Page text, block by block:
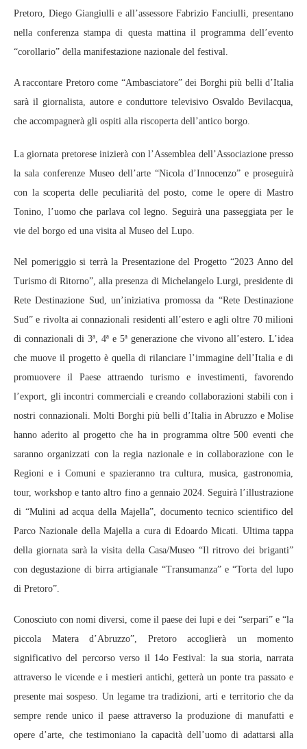
Pretoro, Diego Giangiulli e all’assessore Fabrizio Fanciulli, presentano
nella conferenza stampa di questa mattina il programma dell’evento
“corollario” della manifestazione nazionale del festival.
A raccontare Pretoro come “Ambasciatore” dei Borghi più belli d’Italia
sarà il giornalista, autore e conduttore televisivo Osvaldo Bevilacqua,
che accompagnerà gli ospiti alla riscoperta dell’antico borgo.
La giornata pretorese inizierà con l’Assemblea dell’Associazione presso
la sala conferenze Museo dell’arte “Nicola d’Innocenzo” e proseguirà
con la scoperta delle peculiarità del posto, come le opere di Mastro
Tonino, l’uomo che parlava col legno. Seguirà una passeggiata per le
vie del borgo ed una visita al Museo del Lupo.
Nel pomeriggio si terrà la Presentazione del Progetto “2023 Anno del
Turismo di Ritorno”, alla presenza di Michelangelo Lurgi, presidente di
Rete Destinazione Sud, un’iniziativa promossa da “Rete Destinazione
Sud” e rivolta ai connazionali residenti all’estero e agli oltre 70 milioni
di connazionali di 3ª, 4ª e 5ª generazione che vivono all’estero. L’idea
che muove il progetto è quella di rilanciare l’immagine dell’Italia e di
promuovere il Paese attraendo turismo e investimenti, favorendo
l’export, gli incontri commerciali e creando collaborazioni stabili con i
nostri connazionali. Molti Borghi più belli d’Italia in Abruzzo e Molise
hanno aderito al progetto che ha in programma oltre 500 eventi che
saranno organizzati con la regia nazionale e in collaborazione con le
Regioni e i Comuni e spazieranno tra cultura, musica, gastronomia,
tour, workshop e tanto altro fino a gennaio 2024. Seguirà l’illustrazione
di “Mulini ad acqua della Majella”, documento tecnico scientifico del
Parco Nazionale della Majella a cura di Edoardo Micati. Ultima tappa
della giornata sarà la visita della Casa/Museo “Il ritrovo dei briganti”
con degustazione di birra artigianale “Transumanza” e “Torta del lupo
di Pretoro”.
Conosciuto con nomi diversi, come il paese dei lupi e dei “serpari” e “la
piccola Matera d’Abruzzo”, Pretoro accoglierà un momento
significativo del percorso verso il 14o Festival: la sua storia, narrata
attraverso le vicende e i mestieri antichi, getterà un ponte tra passato e
presente mai sospeso. Un legame tra tradizioni, arti e territorio che da
sempre rende unico il paese attraverso la produzione di manufatti e
opere d’arte, che testimoniano la capacità dell’uomo di adattarsi alla